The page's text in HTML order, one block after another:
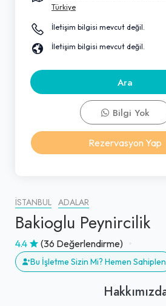
İSTANBUL ADALAR
Bakioglu Peynircilik
4.4 (36 Değerlendirme)
Bu İşletme Sizin Mi? Hemen Sahiplen
Türkiye
İletişim bilgisi mevcut değil.
İletişim bilgisi mevcut değil.
Ara
Bilgi Yok
Rezervasyon Yap